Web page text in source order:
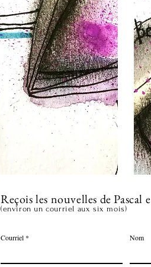
Reçois les nouvelles de Pascal e
(environ un courriel aux six mois)
Courriel Nom